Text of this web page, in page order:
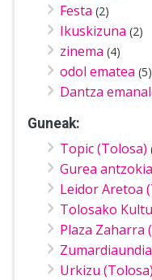
Festa (2)
Ikuskizuna (2)
zinema (4)
odol ematea (5)
Dantza
Guneak:
Topic (Tolosa)
Gurea
Leidor Aretoa
Tolosako
Plaza Zaharra
Urkizu (Tolosa)